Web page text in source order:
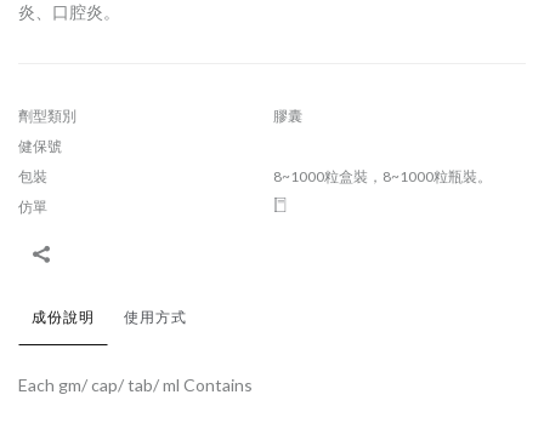
炎、口腔炎。
劑型類別
膠囊
健保號
包裝
8~1000粒盒裝，8~1000粒瓶裝。
仿單
成份說明 使用方式
Each gm/ cap/ tab/ ml Contains